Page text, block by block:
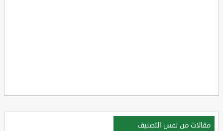
مقالات من نفس التصنيف